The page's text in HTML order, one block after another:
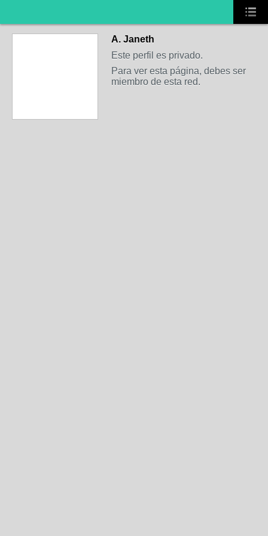
A. Janeth
Este perfil es privado.
Para ver esta página, debes ser
miembro de esta red.